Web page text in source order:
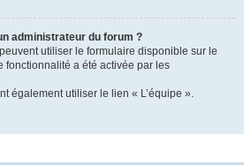
administrateur du forum ?
utiliser le formulaire disponible sur le
fonctionnalité a été activée par les
également utiliser le lien « L’équipe ».